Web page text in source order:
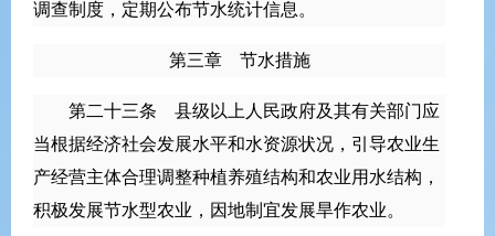
调查制度，定期公布节水统计信息。
第三章 节水措施
第二十三条 县级以上人民政府及其有关部门应
当根据经济社会发展水平和水资源状况，引导农业生
产经营主体合理调整种植养殖结构和农业用水结构，
积极发展节水型农业，因地制宜发展旱作农业。